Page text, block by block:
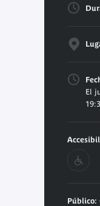
El
Público: